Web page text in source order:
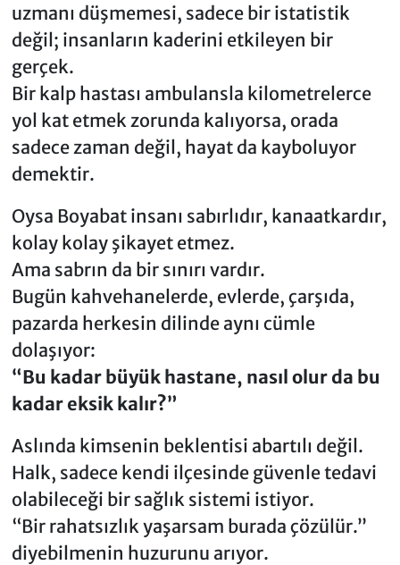
uzmanı düşmemesi, sadece bir istatistik
değil; insanların kaderini etkileyen bir
gerçek.
Bir kalp hastası ambulansla kilometrelerce
yol kat etmek zorunda kalıyorsa, orada
sadece zaman değil, hayat da kayboluyor
demektir.
Oysa Boyabat insanı sabırlıdır, kanaatkardır,
kolay kolay şikayet etmez.
Ama sabrın da bir sınırı vardır.
Bugün kahvehanelerde, evlerde, çarşıda,
pazarda herkesin dilinde aynı cümle
dolaşıyor:
“Bu kadar büyük hastane, nasıl olur da bu
kadar eksik kalır?”
Aslında kimsenin beklentisi abartılı değil.
Halk, sadece kendi ilçesinde güvenle tedavi
olabileceği bir sağlık sistemi istiyor.
“Bir rahatsızlık yaşarsam burada çözülür.”
diyebilmenin huzurunu arıyor.